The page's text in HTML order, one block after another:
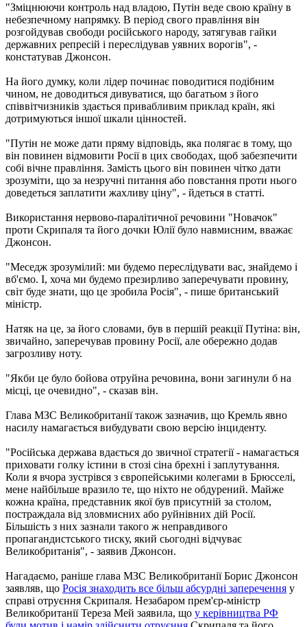
"Зміцнюючи контроль над владою, Путін веде свою країну в
небезпечному напрямку. В період свого правління він
розгойдував свободи російського народу, затягував гайки
державних репресій і переслідував уявних ворогів", -
констатував Джонсон.
На його думку, коли лідер починає поводитися подібним
чином, не доводиться дивуватися, що багатьом з його
співвітчизників здається привабливим приклад країн, які
дотримуються іншої шкали цінностей.
"Путін не може дати пряму відповідь, яка полягає в тому, що
він повинен відмовити Росії в цих свободах, щоб забезпечити
собі вічне правління. Замість цього він повинен чітко дати
зрозуміти, що за незручні питання або повстання проти нього
доведеться заплатити жахливу ціну", - йдеться в статті.
Використання нервово-паралітичної речовини "Новачок"
проти Скрипаля та його дочки Юлії було навмисним, вважає
Джонсон.
"Меседж зрозумілий: ми будемо переслідувати вас, знайдемо і
вб'ємо. І, хоча ми будемо презирливо заперечувати провину,
світ буде знати, що це зробила Росія", - пише британський
міністр.
Натяк на це, за його словами, був в першій реакції Путіна: він,
звичайно, заперечував провину Росії, але обережно додав
загрозливу ноту.
"Якби це було бойова отруйна речовина, вони загинули б на
місці, це очевидно", - сказав він.
Глава МЗС Великобританії також зазначив, що Кремль явно
насилу намагається вибудувати свою версію інциденту.
"Російська держава вдається до звичної стратегії - намагається
приховати голку істини в стозі сіна брехні і заплутування.
Коли я вчора зустрівся з європейськими колегами в Брюсселі,
мене найбільше вразило те, що ніхто не обдурений. Майже
кожна країна, представник якої був присутній за столом,
постраждала від зловмисних або руйнівних дій Росії.
Більшість з них зазнали такого ж неправдивого
пропагандистського тиску, який сьогодні відчуває
Великобританія", - заявив Джонсон.
Нагадаємо, раніше глава МЗС Великобританії Борис Джонсон
заявляв, що Росія знаходить все більш абсурдні заперечення у
справі отруєння Скрипаля. Незабаром прем'єр-міністр
Великобританії Тереза ​​Мей заявила, що у керівництва РФ